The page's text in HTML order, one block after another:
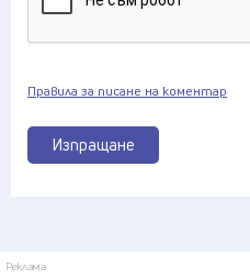
Изпращане
Правила за писане на коментар
Реклама